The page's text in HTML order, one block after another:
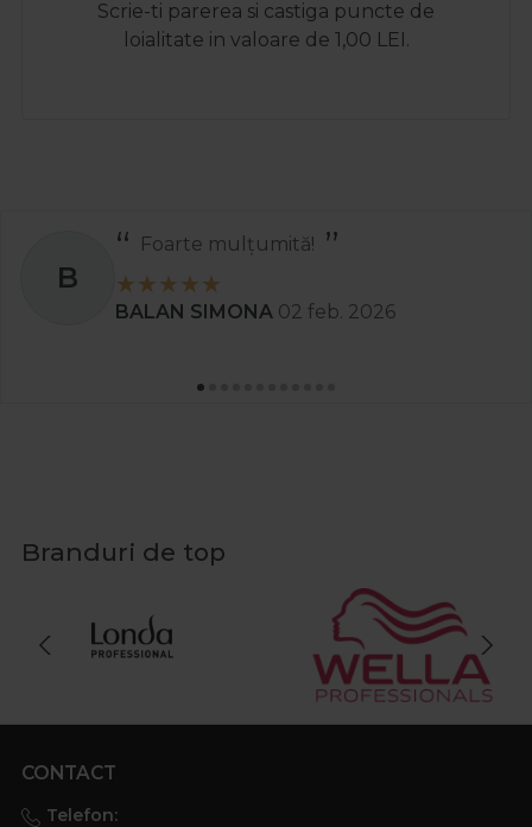
Scrie-ti parerea si castiga puncte de
loialitate in valoare de 1,00 LEI.
B
Foarte mulțumită!
BALAN SIMONA 02 feb. 2026
Branduri de top
CONTACT
Telefon: